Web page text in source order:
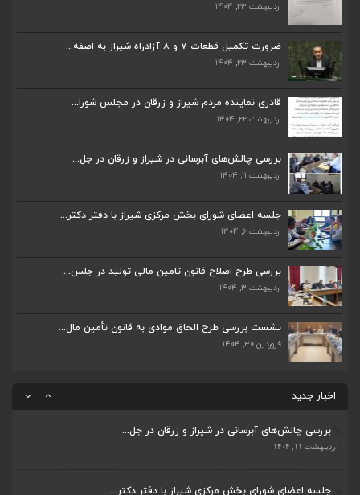
اردیبهشت ۲۳, ۱۴۰۴
ضرورت تکمیل قطعات ۷ و ۸ آزادراه شیراز به اصفه...
اردیبهشت ۲۳, ۱۴۰۴
قادری نماینده مردم شیراز و زرقان در مجلس شورا...
اردیبهشت ۲۲, ۱۴۰۴
بررسی چالش‌های آبرسانی در شیراز و زرقان در جل...
اردیبهشت ۱۱, ۱۴۰۴
جلسه اعضای شورای بخش مرکزی شیراز با دفتر دکتر...
اردیبهشت ۶, ۱۴۰۴
بررسی طرح اصلاح قانون تامین مالی تولید در جلس...
اردیبهشت ۳, ۱۴۰۴
نشست بررسی طرح الحاق موادی به قانون تأمین مال...
فروردین ۳۰, ۱۴۰۴
اخبار جدید
ضرورت تکمیل قطعات ۷ و ۸ آزادراه شیراز به اصفه...
اردیبهشت ۲۳, ۱۴۰۴
قادری نماینده مردم شیراز و زرقان در مجلس شورا...
بررسی چالش‌های آبرسانی در شیراز و زرقان در جل...
جلسه اعضای شورای بخش مرکزی شیراز با دفتر دکتر...
پیگیری دکتر قادری و سایر نمایندگان شیراز ارتق...
اردیبهشت ۲۳, ۱۴۰۴
ضرورت تکمیل قطعات ۷ و ۸ آزادراه شیراز به اصفه...
اردیبهشت ۲۳, ۱۴۰۴
بررسی چالش‌های آبرسانی در شیراز و زرقان در جل...
اردیبهشت ۱۱, ۱۴۰۴
جلسه اعضای شورای بخش مرکزی شیراز با دفتر دکتر...
ضرورت تکمیل قطعات ۷ و ۸ آزادراه شیراز به اصفه...